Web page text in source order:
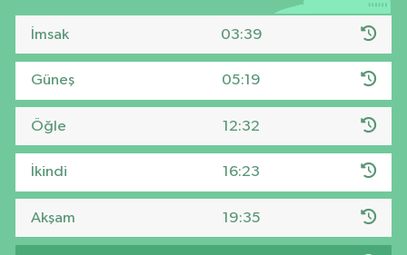
İmsak 03:39
Güneş 05:19
Öğle 12:32
İkindi 16:23
Akşam 19:35